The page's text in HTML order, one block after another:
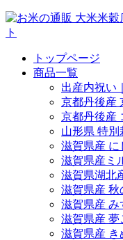
トップページ
商品一覧
出産内祝い
京都丹後産
京都丹後産
山形県 特
滋賀県産 に
滋賀県産ミ
滋賀県湖北
滋賀県産 秋
滋賀県産 み
滋賀県産 夢
滋賀県産 き